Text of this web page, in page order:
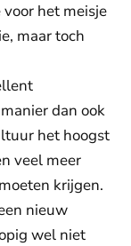
het meisje
maar toch
dan ook
het hoogst
veel meer
krijgen.
nieuw
wel niet